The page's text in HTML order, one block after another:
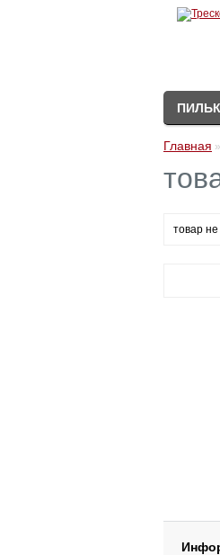
Главная »
товар